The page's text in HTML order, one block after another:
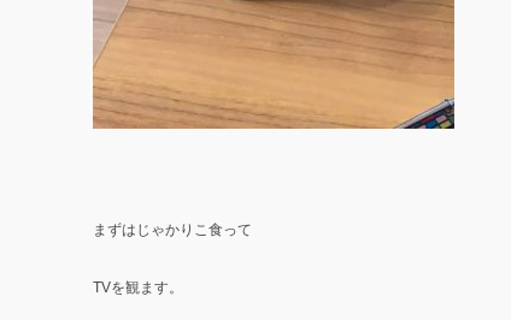
まずはじゃかりこ食って
TVを観ます。